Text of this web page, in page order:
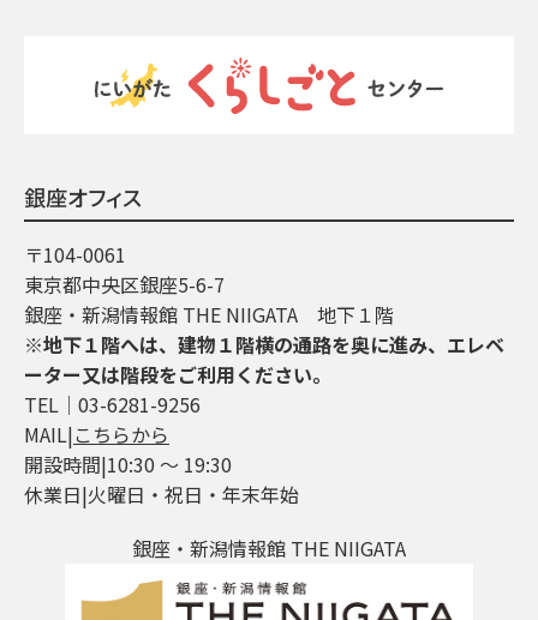
銀座オフィス
〒104-0061
東京都中央区銀座5-6-7
銀座・新潟情報館 THE NIIGATA 地下１階
※地下１階へは、建物１階横の通路を奥に進み、エレベ
ーター又は階段をご利用ください。
TEL│03-6281-9256
MAIL|こちらから
開設時間|10:30 ～ 19:30
休業日|火曜日・祝日・年末年始
銀座・新潟情報館 THE NIIGATA